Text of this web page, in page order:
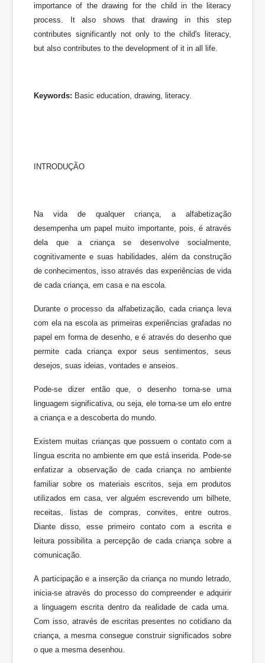
importance of the drawing for the child in the literacy
process. It also shows that drawing in this step
contributes significantly not only to the child's literacy,
but also contributes to the development of it in all life.
Keywords: Basic education, drawing, literacy.
INTRODUÇÃO
Na vida de qualquer criança, a alfabetização
desempenha um papel muito importante, pois, é através
dela que a criança se desenvolve socialmente,
cognitivamente e suas habilidades, além da construção
de conhecimentos, isso através das experiências de vida
de cada criança, em casa e na escola.
Durante o processo da alfabetização, cada criança leva
com ela na escola as primeiras experiências grafadas no
papel em forma de desenho, e é através do desenho que
permite cada criança expor seus sentimentos, seus
desejos, suas ideias, vontades e anseios.
Pode-se dizer então que, o desenho torna-se uma
linguagem significativa, ou seja, ele torna-se um elo entre
a criança e a descoberta do mundo.
Existem muitas crianças que possuem o contato com a
língua escrita no ambiente em que está inserida. Pode-se
enfatizar a observação de cada criança no ambiente
familiar sobre os materiais escritos, seja em produtos
utilizados em casa, ver alguém escrevendo um bilhete,
receitas, listas de compras, convites, entre outros.
Diante disso, esse primeiro contato com a escrita e
leitura possibilita a percepção de cada criança sobre a
comunicação.
A participação e a inserção da criança no mundo letrado,
inicia-se através do processo do compreender e adquirir
a linguagem escrita dentro da realidade de cada uma.
Com isso, através de escritas presentes no cotidiano da
criança, a mesma consegue construir significados sobre
o que a mesma desenhou.